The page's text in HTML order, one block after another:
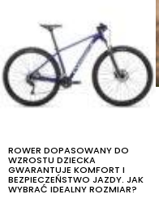
ROWER DOPASOWANY DO
WZROSTU DZIECKA
GWARANTUJE KOMFORT I
BEZPIECZEŃSTWO JAZDY. JAK
WYBRAĆ IDEALNY ROZMIAR?